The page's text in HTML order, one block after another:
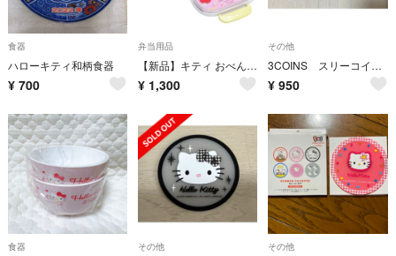
食器
ハローキティ和柄食器
¥ 700
弁当用品
【新品】キティ おべんとう箱 360ml 弁当箱 サンリオ
¥ 1,300
その他
3COINS スリーコインズ ハローキティ コラボ ラバーコースター 2点
¥ 950
食器 その他 その他